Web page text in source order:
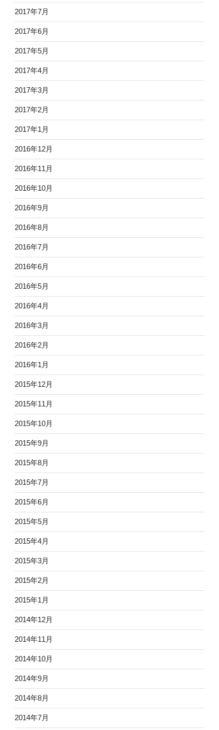
2017年7月
2017年6月
2017年5月
2017年4月
2017年3月
2017年2月
2017年1月
2016年12月
2016年11月
2016年10月
2016年9月
2016年8月
2016年7月
2016年6月
2016年5月
2016年4月
2016年3月
2016年2月
2016年1月
2015年12月
2015年11月
2015年10月
2015年9月
2015年8月
2015年7月
2015年6月
2015年5月
2015年4月
2015年3月
2015年2月
2015年1月
2014年12月
2014年11月
2014年10月
2014年9月
2014年8月
2014年7月